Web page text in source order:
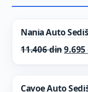
Nania Auto
11.406din9.695
Cavoe Auto